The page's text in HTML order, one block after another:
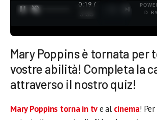
0:19 /
3:35
D BY
Mary Poppins è tornata per
vostre abilità! Completa la
attraverso il nostro quiz!
Mary Poppins torna in tve al cinema! Per